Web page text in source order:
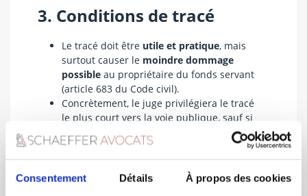
Consentement Détails À propos des cookies
3. Conditions de tracé
Le tracé doit être utile et pratique, mais
surtout causer le moindre dommage
possible au propriétaire du fonds servant
(article 683 du Code civil).
Concrètement, le juge privilégiera le tracé
le plus court vers la voie publique, sauf si
(passage devant une habitation,
réduction d’un terrain constructible).
En matière immobilière, ce critère